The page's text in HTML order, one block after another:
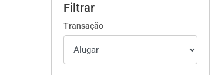
Filtrar
Transação